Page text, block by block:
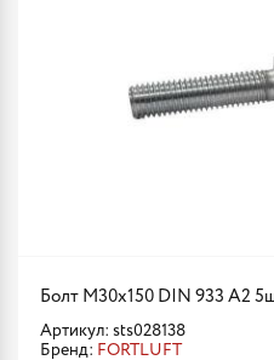
Болт М30х150 DIN 933 A2
Артикул: sts028138
Бренд: FORTLUFT